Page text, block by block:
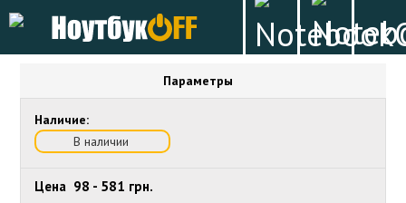
Параметры
Наличие:
В наличии
Цена 98 - 581 грн.